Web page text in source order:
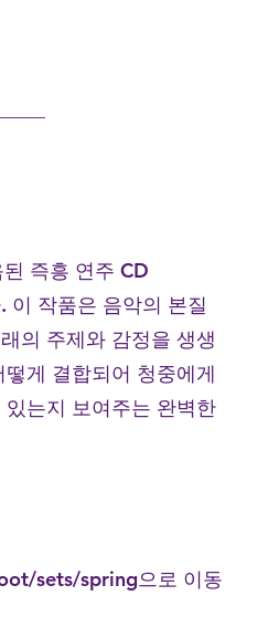
즉흥 연주 CD
이 작품은 음악의 본질
의 주제와 감정을 생생
게 결합되어 청중에게
는지 보여주는 완벽한
sets/spring으로 이동